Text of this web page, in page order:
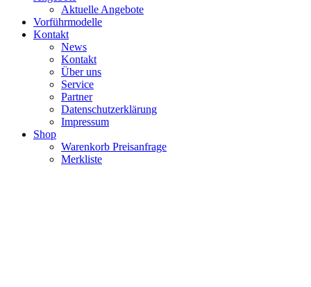
Aktuelle Angebote
Vorführmodelle
Kontakt
News
Kontakt
Über uns
Service
Partner
Datenschutzerklärung
Impressum
Shop
Warenkorb Preisanfrage
Merkliste